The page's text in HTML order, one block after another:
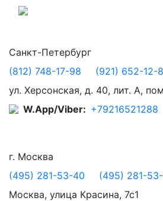
Санкт-Петербург
(812) 748-17-98
(921) 652-12-
ул. Херсонская, д. 40, лит. А,
W.App/Viber: +79216521288
г. Москва
(495) 281-53-40
(495) 281-
Москва, улица Красина, 7с1